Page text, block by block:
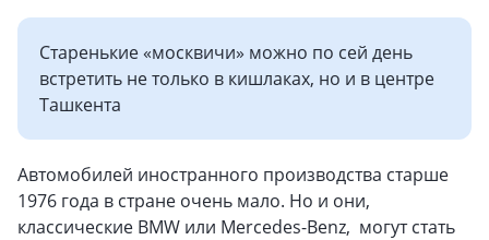
Старенькие «москвичи» можно по сей день
встретить не только в кишлаках, но и в центре
Ташкента
Автомобилей иностранного производства старше
1976 года в стране очень мало. Но и они,
классические BMW или Mercedes-Benz, могут стать